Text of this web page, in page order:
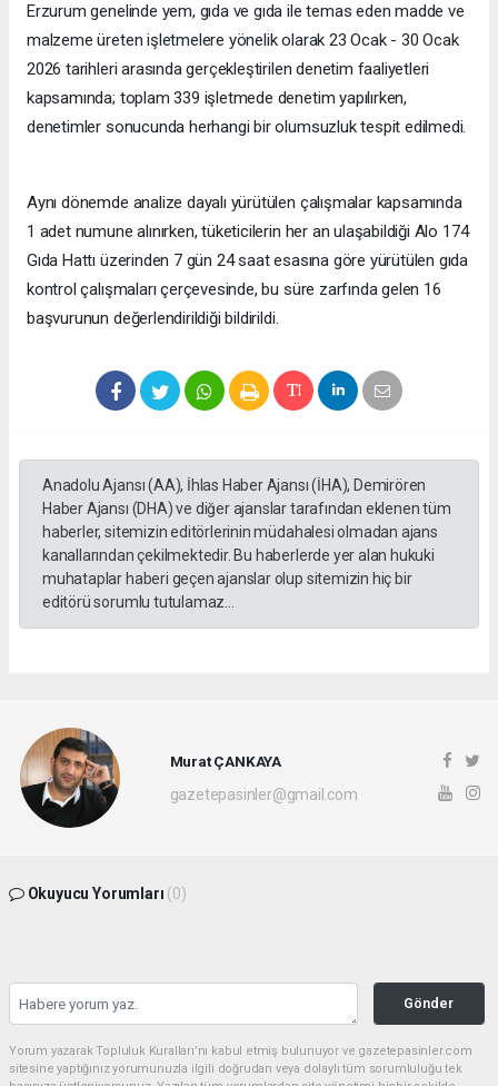
Erzurum genelinde yem, gıda ve gıda ile temas eden madde ve
malzeme üreten işletmelere yönelik olarak 23 Ocak - 30 Ocak
2026 tarihleri arasında gerçekleştirilen denetim faaliyetleri
kapsamında; toplam 339 işletmede denetim yapılırken,
denetimler sonucunda herhangi bir olumsuzluk tespit edilmedi.
Aynı dönemde analize dayalı yürütülen çalışmalar kapsamında
1 adet numune alınırken, tüketicilerin her an ulaşabildiği Alo 174
Gıda Hattı üzerinden 7 gün 24 saat esasına göre yürütülen gıda
kontrol çalışmaları çerçevesinde, bu süre zarfında gelen 16
başvurunun değerlendirildiği bildirildi.
Anadolu Ajansı (AA), İhlas Haber Ajansı (İHA), Demirören
Haber Ajansı (DHA) ve diğer ajanslar tarafından eklenen tüm
haberler, sitemizin editörlerinin müdahalesi olmadan ajans
kanallarından çekilmektedir. Bu haberlerde yer alan hukuki
muhataplar haberi geçen ajanslar olup sitemizin hiç bir
editörü sorumlu tutulamaz...
Murat ÇANKAYA
gazetepasinler@gmail.com
Okuyucu Yorumları (0)
Gönder
Yorum yazarak Topluluk Kuralları’nı kabul etmiş bulunuyor ve gazetepasinler.com
sitesine yaptığınız yorumunuzla ilgili doğrudan veya dolaylı tüm sorumluluğu tek